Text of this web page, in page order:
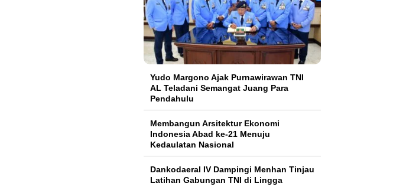
Yudo Margono Ajak Purnawirawan TNI
AL Teladani Semangat Juang Para
Pendahulu
Membangun Arsitektur Ekonomi
Indonesia Abad ke-21 Menuju
Kedaulatan Nasional
Dankodaeral IV Dampingi Menhan Tinjau
Latihan Gabungan TNI di Lingga